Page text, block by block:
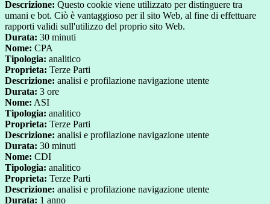
Descrizione: Questo cookie viene utilizzato per distinguere tra
umani e bot. Ciò è vantaggioso per il sito Web, al fine di effettuare
rapporti validi sull'utilizzo del proprio sito Web.
Durata: 30 minuti
Nome: CPA
Tipologia: analitico
Proprieta: Terze Parti
Descrizione: analisi e profilazione navigazione utente
Durata: 3 ore
Nome: ASI
Tipologia: analitico
Proprieta: Terze Parti
Descrizione: analisi e profilazione navigazione utente
Durata: 30 minuti
Nome: CDI
Tipologia: analitico
Proprieta: Terze Parti
Descrizione: analisi e profilazione navigazione utente
Durata: 1 anno